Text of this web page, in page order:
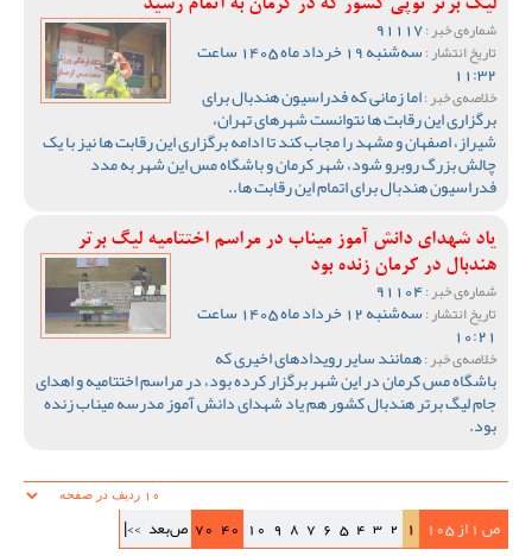
لیگ برتر توپی کشور که در کرمان به اتمام رسید
شماره‌ی خبر :
تاریخ انتشار : سه‌شنبه 19 خرداد ماه 1405 ساعت
11:32
خلاصه‌ی خبر :اما زمانی که فدراسیون هندبال برای
برگزاری این رقابت ها نتوانست شهرهای تهران،
شیراز، اصفهان و مشهد را مجاب کند تا ادامه برگزاری این رقابت ها نیز با یک
چالش بزرگ روبرو شود، شهر کرمان و باشگاه مس این شهر به مدد
فدراسیون هندبال برای اتمام این رقابت ها..
یاد شهدای دانش آموز میناب در مراسم اختتامیه لیگ برتر
هندبال در کرمان زنده بود
شماره‌ی خبر :
تاریخ انتشار : سه‌شنبه 12 خرداد ماه 1405 ساعت
10:21
خلاصه‌ی خبر :همانند سایر رویدادهای اخیری که
باشگاه مس کرمان در این شهر برگزار کرده بود، در مراسم اختتامیه و اهدای
جام لیگ برتر هندبال کشور هم یاد شهدای دانش آموز مدرسه میناب زنده
بود.
ص 1 از 105 1
2
3
4
5
6
7
8
9
10
40
70 ص‌بعد >>|